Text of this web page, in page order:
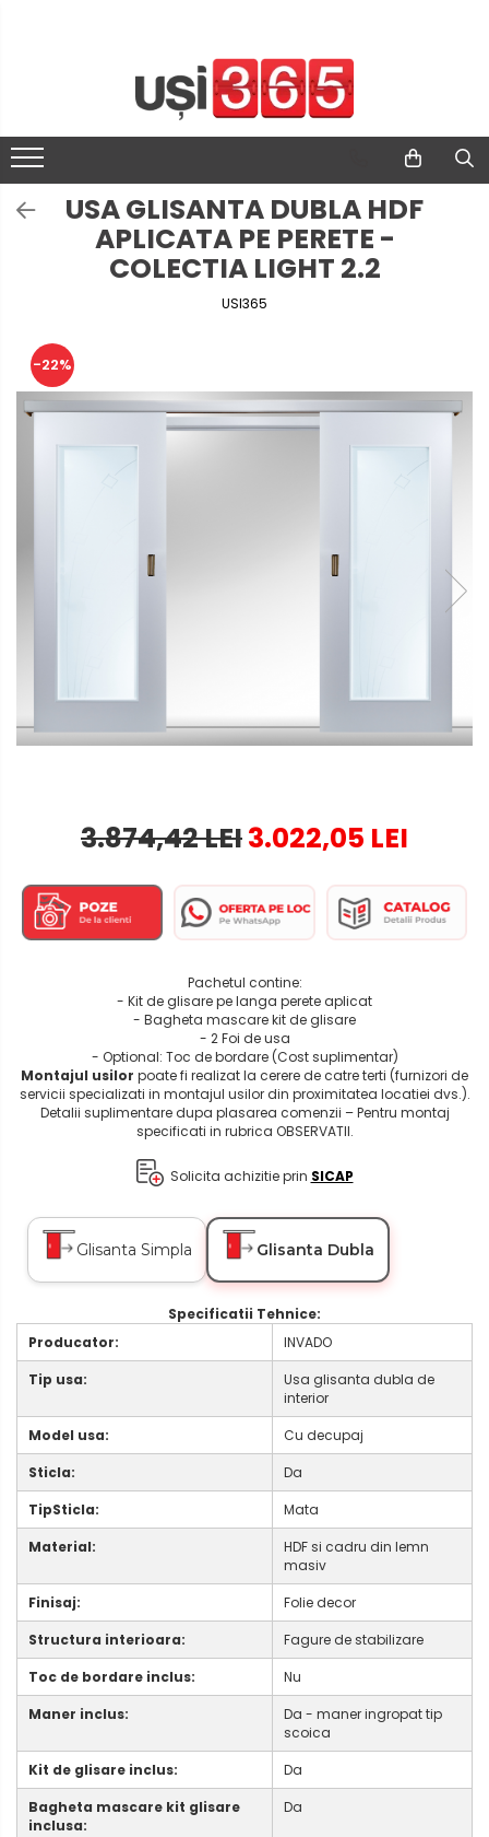
USA GLISANTA DUBLA HDF
APLICATA PE PERETE -
COLECTIA LIGHT 2.2
USI365
-22%
3.874,42 LEI3.022,05 LEI
Pachetul contine:
- Kit de glisare pe langa perete aplicat
- Bagheta mascare kit de glisare
- 2 Foi de usa
- Optional: Toc de bordare (Cost suplimentar)
Montajul usilor poate fi realizat la cerere de catre terti (furnizori de
servicii specializati in montajul usilor din proximitatea locatiei dvs.).
Detalii suplimentare dupa plasarea comenzii – Pentru montaj
specificati in rubrica OBSERVATII.
Solicita achizitie prin SICAP
Glisanta Simpla Glisanta Dubla
Specificatii Tehnice:​​​​​​​
Producator:
INVADO
Tip usa:
Usa glisanta dubla de
interior
Model usa:
Cu decupaj
Sticla:
Da
TipSticla:
Mata
Material:
HDF si cadru din lemn
masiv
Finisaj:
Folie decor
Structura interioara:
Fagure de stabilizare
Toc de bordare inclus:
Nu
Maner inclus:
Da - maner ingropat tip
scoica
Kit de glisare inclus:
Da
Bagheta mascare kit glisare
inclusa:
Da